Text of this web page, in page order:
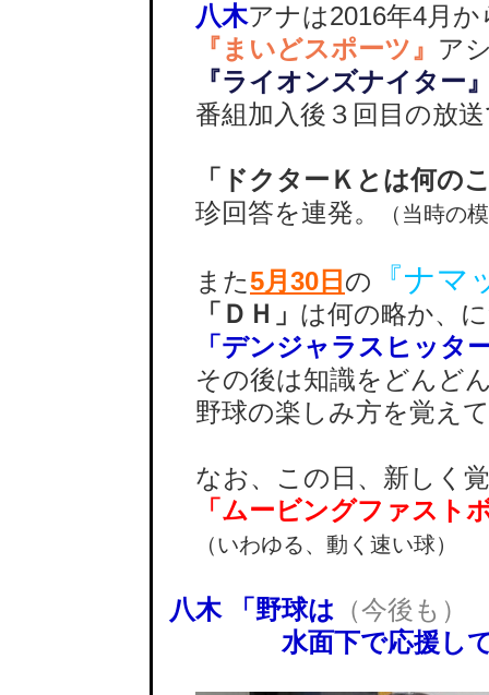
八木アナは2016年4月か
『まいどスポーツ』 ア
『ライオンズナイター
番組加入後３回目の放
「ドクターＫとは何の
珍回答を連発。
（当時の
また5月30日 の 『ナマ
「ＤＨ」 は何の略か、
「デンジャラスヒッタ
その後は知識をどんど
野球の楽しみ方を覚え
なお、この日、新しく
「ムービングファスト
（いわゆる、動く速い球）
八木 「野球は （今後も）
水面下で応援して